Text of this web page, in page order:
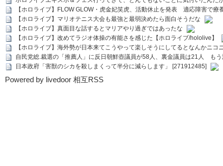
【ホロライブ】FLOW GLOW・虎金妃笑虎、活動休止を発表 適応障害で療
【ホロライブ】マリオテニス大会も最強と最弱決めたら面白そうだな
【ホロライブ】真面目な話するとマリアやり過ぎではあったな
【ホロライブ】改めてラジオ体操の有能さを感じた【ホロライブ/hololive】
【ホロライブ】海外勢が日本来てこうやって楽しそうにしてるとなんかニコ
自民党総.裁選の「推薦人」に反日朝鮮壺議員が58人、裏金議員は21人 も
日本政府「害獣のシカを殺しまくって半分に減らします」 [271912485]
Powered by livedoor 相互RSS